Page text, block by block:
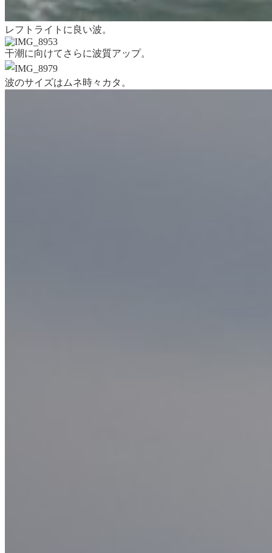
レフトライトに良い波。
干潮に向けてさらに波質アップ。
波のサイズはムネ時々カタ。